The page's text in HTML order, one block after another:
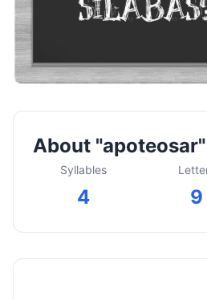
About "apoteosar"
Syllables
4 9